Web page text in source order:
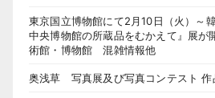
東京国立博物館にて2月10日（火）～
中央博物館の所蔵品をむかえて』展
術館・博物館 混雑情報他
奥浅草 写真展及び写真コンテスト 作